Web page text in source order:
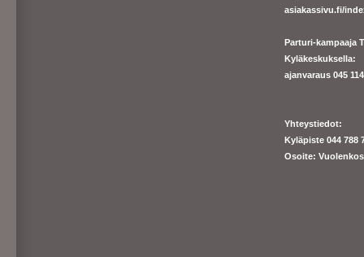
asiakassivu.fi/
Parturi-kampaaja
Kyläkeskuksella:
ajanvaraus 045
Yhteystiedot:
Kyläpiste 044 788
Osoite: